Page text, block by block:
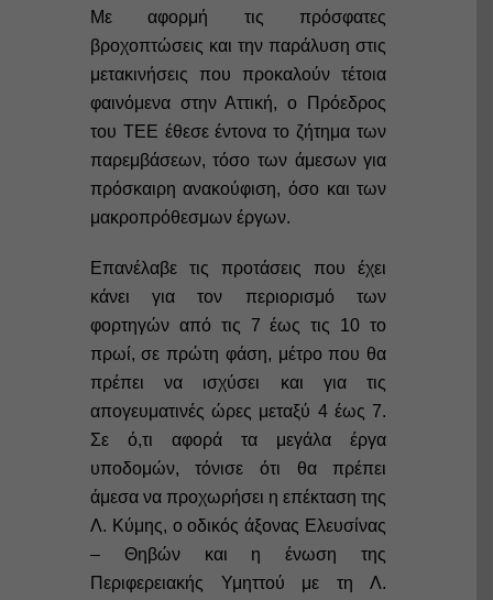
Με αφορμή τις πρόσφατες
βροχοπτώσεις και την παράλυση στις
μετακινήσεις που προκαλούν τέτοια
φαινόμενα στην Αττική, ο Πρόεδρος
του ΤΕΕ έθεσε έντονα το ζήτημα των
παρεμβάσεων, τόσο των άμεσων για
πρόσκαιρη ανακούφιση, όσο και των
μακροπρόθεσμων έργων.
Επανέλαβε τις προτάσεις που έχει
κάνει για τον περιορισμό των
φορτηγών από τις 7 έως τις 10 το
πρωί, σε πρώτη φάση, μέτρο που θα
πρέπει να ισχύσει και για τις
απογευματινές ώρες μεταξύ 4 έως 7.
Σε ό,τι αφορά τα μεγάλα έργα
υποδομών, τόνισε ότι θα πρέπει
άμεσα να προχωρήσει η επέκταση της
Λ. Κύμης, ο οδικός άξονας Ελευσίνας
– Θηβών και η ένωση της
Περιφερειακής Υμηττού με τη Λ.